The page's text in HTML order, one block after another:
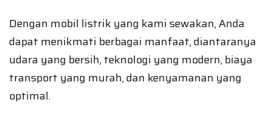
Dengan mobil listrik yang kami sewakan, Anda
dapat menikmati berbagai manfaat, diantaranya
udara yang bersih, teknologi yang modern, biaya
transport yang murah, dan kenyamanan yang
optimal.